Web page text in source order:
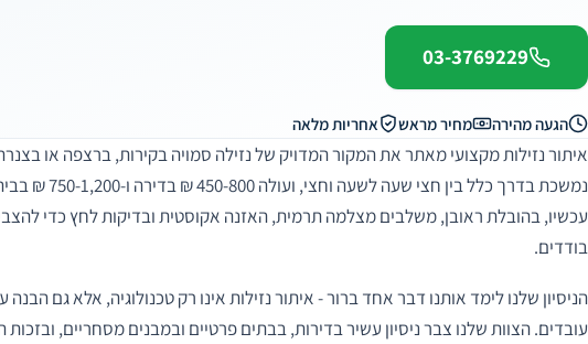
03-3769229
הגעה מהירה מחיר מראש אחריות מלאה
איתור נזילות מקצועי מאתר את המקור המדויק של נזילה סמויה בקירות, ברצפה או
נמשכת בדרך
עכשיו, בהובלת ראובן, משלבים מצלמה תרמית, האזנה אקוסטית ובדיקות לחץ כדי
בודדים.
הניסיון שלנו לימד אותנו דבר אחד ברור - איתור נזילות אינו רק טכנולוגיה, אלא גם
עובדים. הצוות שלנו צבר ניסיון עשיר בדירות, בבתים פרטיים ובמבנים מסחריים,